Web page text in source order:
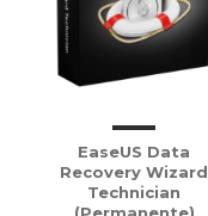
EaseUS Data
Recovery Wizard
Technician